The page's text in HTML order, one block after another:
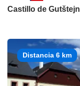
Castillo de Gutštejn
Distancia 6 km